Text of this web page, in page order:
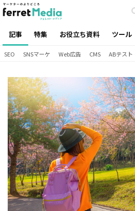
記事 特集 お役立ち資料 ツール
SEO SNSマーケ Web広告 CMS ABテスト